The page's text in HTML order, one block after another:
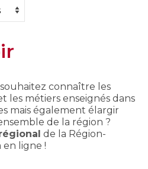
connaître les
les métiers enseignés dans
mais également élargir
de la région ?
de la Région-
en ligne !